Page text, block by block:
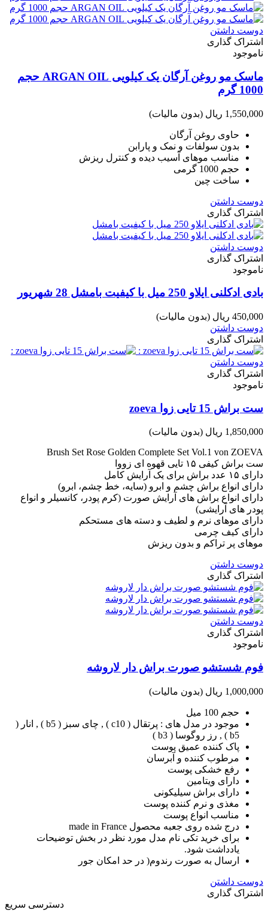
دوست داشتن
اشتراک گذاری
ناموجود
ماسک مو روغن آرگان یک کیلویی ARGAN OIL حجم
1000 گرم
1,550,000 ریال (بدون مالیات)
حاوی روغن آرگان
بدون سولفات و نمک و پارابن
مناسب موهای آسیب دیده و کنترل ریزش
حجم 1000 گرمی
ساخت چین
دوست داشتن
اشتراک گذاری
دوست داشتن
اشتراک گذاری
ناموجود
بادی ادکلنی ایلاو 250 میل با کیفیت بامشل 28 شهریور
450,000 ریال
(بدون مالیات)
دوست داشتن
اشتراک گذاری
دوست داشتن
اشتراک گذاری
ناموجود
ست براش 15 تایی زوا zoeva
1,850,000 ریال
(بدون مالیات)
Brush Set Rose Golden Complete Set Vol.1 von ZOEVA
ست براش کیفی ۱۵ تایی قهوه ای زووا
دارای ۱۵ عدد براش برای یک آرایش کامل
دارای انواع براش چشم و ابرو (سایه، خط چشم، ابرو)
دارای انواع براش های آرایش صورت (کرم پودر، کانسیلر و انواع
پودر های آرایشی)
دارای موهای نرم و لطیف و دسته های مستحکم
دارای کیف چرمی
موهای پر تراکم و بدون ریزش
دوست داشتن
اشتراک گذاری
دوست داشتن
اشتراک گذاری
ناموجود
فوم شستشو صورت براش دار لاروشه
1,000,000 ریال (بدون مالیات)
حجم 100 میل
موجود در مدل های : پرتقال ( c10 ) , چای سبز ( b5 ) , انار (
b5 ) , رز روگوسا ( b3 )
پاک کننده عمیق پوست
مرطوب کننده و آبرسان
رفع خشکی پوست
دارای ویتامین
دارای براش سیلیکونی
مغذی و نرم کننده پوست
مناسب انواع پوست
درج شده روی جعبه محصول made in France
برای خرید تکی نام مدل مورد نظر در بخش توضیحات
یادداشت شود.
ارسال به صورت رندوم( در حد امکان جور
دوست داشتن
اشتراک گذاری
دسترسی سریع